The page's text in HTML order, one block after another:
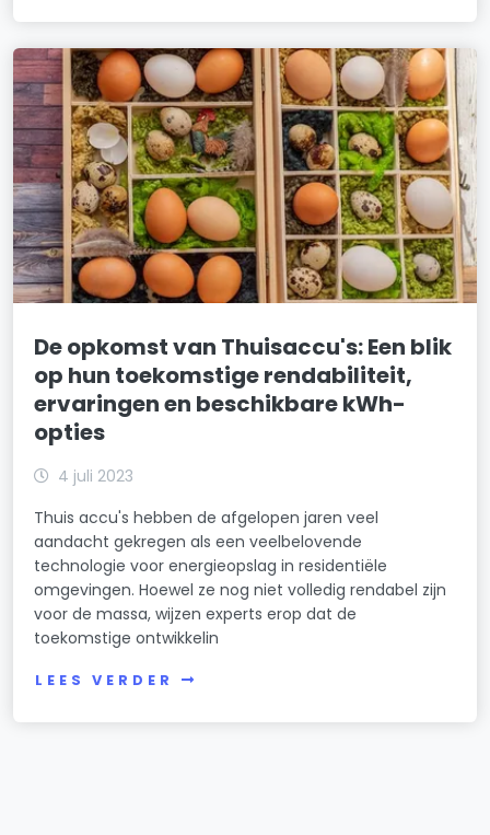
De opkomst van Thuisaccu's: Een blik
op hun toekomstige rendabiliteit,
ervaringen en beschikbare kWh-
opties
4 juli 2023
Thuis accu's hebben de afgelopen jaren veel
aandacht gekregen als een veelbelovende
technologie voor energieopslag in residentiële
omgevingen. Hoewel ze nog niet volledig rendabel zijn
voor de massa, wijzen experts erop dat de
toekomstige ontwikkelin
LEES VERDER